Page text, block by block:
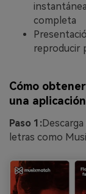
completa
reproducir
Cómo
una
Paso 1:
letras como